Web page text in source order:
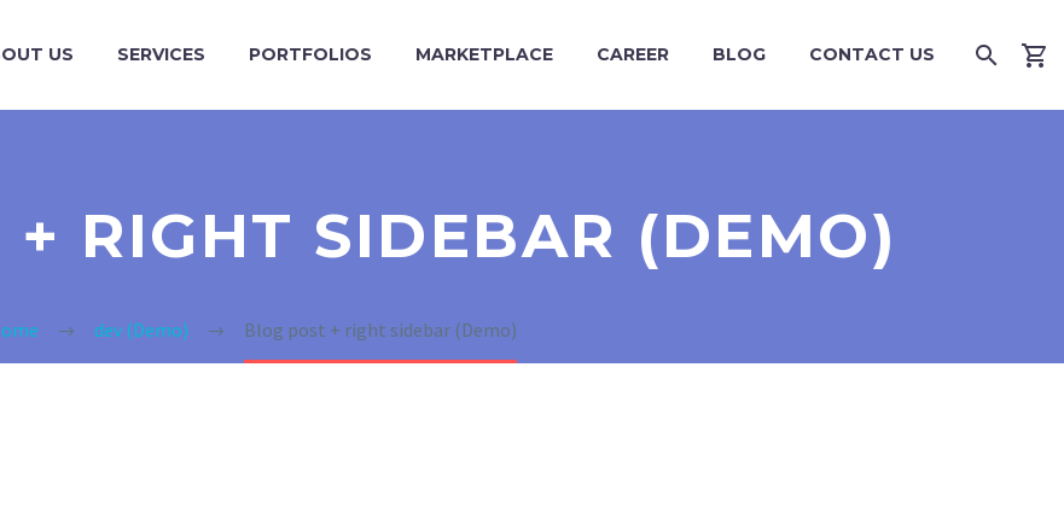
US SERVICES PORTFOLIOS MARKETPLACE CAREER BLOG CONTACT US
+ RIGHT SIDEBAR (DEMO)
dev (Demo) Blog post + right sidebar (Demo)